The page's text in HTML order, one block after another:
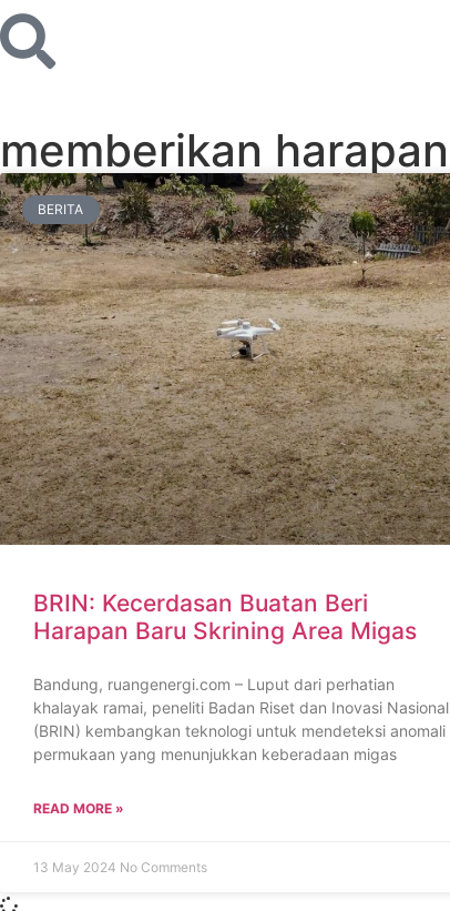
memberikan
BERITA
BRIN: Kecerdasan Buatan Beri
Harapan Baru Skrining Area Migas
Bandung, ruangenergi.com – Luput dari perhatian
khalayak ramai, peneliti Badan Riset dan Inovasi Nasional
(BRIN) kembangkan teknologi untuk mendeteksi anomali
permukaan yang menunjukkan keberadaan migas
READ MORE »
13 May 2024 No Comments